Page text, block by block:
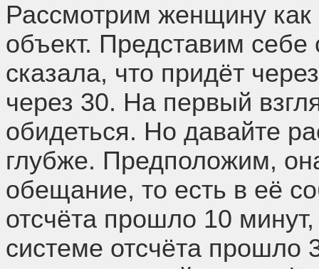
Рассмотрим женщину как
объект. Представим себе
сказала, что придёт
через 30. На первый
обидеться. Но давайте
глубже. Предположим,
обещание, то есть в её
отсчёта прошло 10
системе отсчёта прошло